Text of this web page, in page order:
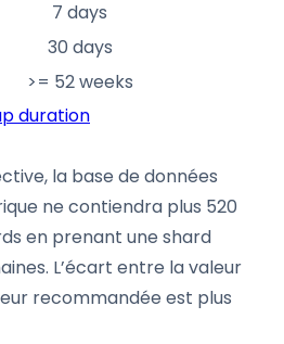
7 days
30 days
>= 52 weeks
duration
la base de données
ne contiendra plus 520
en prenant une shard
L’écart entre la valeur
recommandée est plus